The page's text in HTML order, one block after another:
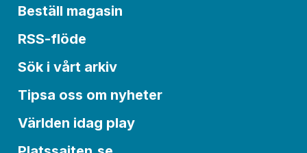
Beställ magasin
RSS-flöde
Sök i vårt arkiv
Tipsa oss om nyheter
Världen idag play